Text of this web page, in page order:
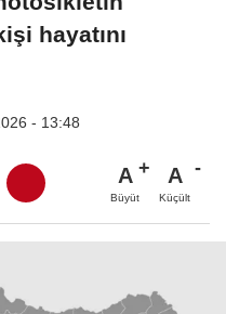
hayatını
- 13:48
A
Büyüt
A
Küçült